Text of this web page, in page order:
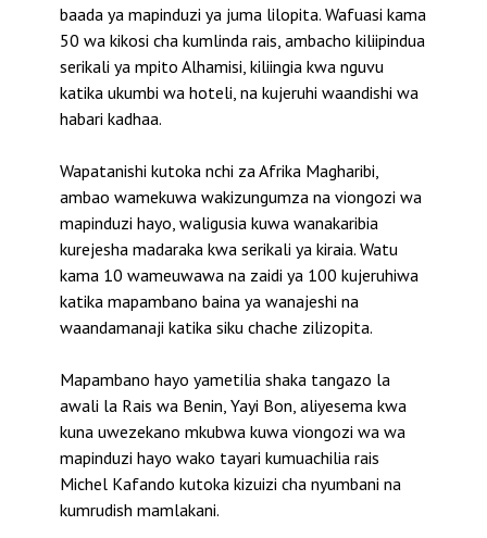
baada ya mapinduzi ya juma lilopita. Wafuasi kama
50 wa kikosi cha kumlinda rais, ambacho kiliipindua
serikali ya mpito Alhamisi, kiliingia kwa nguvu
katika ukumbi wa hoteli, na kujeruhi waandishi wa
habari kadhaa.
Wapatanishi kutoka nchi za Afrika Magharibi,
ambao wamekuwa wakizungumza na viongozi wa
mapinduzi hayo, waligusia kuwa wanakaribia
kurejesha madaraka kwa serikali ya kiraia. Watu
kama 10 wameuwawa na zaidi ya 100 kujeruhiwa
katika mapambano baina ya wanajeshi na
waandamanaji katika siku chache zilizopita.
Mapambano hayo yametilia shaka tangazo la
awali la Rais wa Benin, Yayi Bon, aliyesema kwa
kuna uwezekano mkubwa kuwa viongozi wa wa
mapinduzi hayo wako tayari kumuachilia rais
Michel Kafando kutoka kizuizi cha nyumbani na
kumrudish mamlakani.